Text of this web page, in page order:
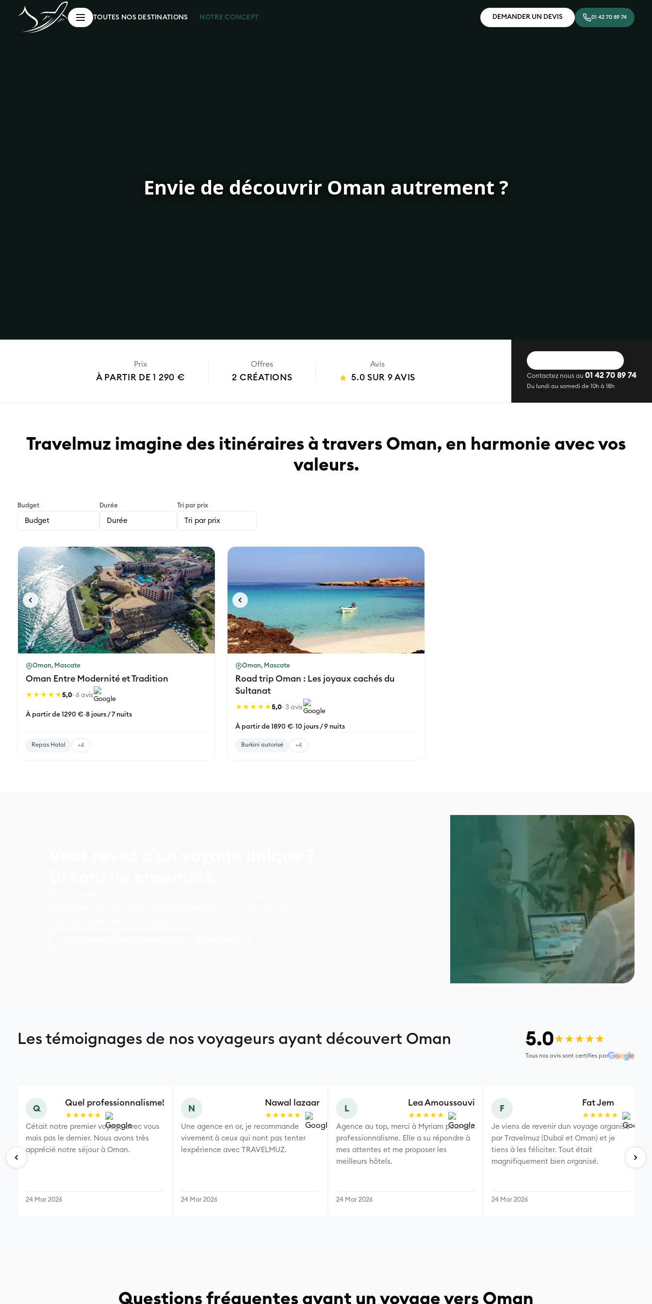
TOUTES NOS DESTINATIONS NOTRE CONCEPT DEMANDER UN DEVIS 01 42 70 89 74
Envie de découvrir Oman autrement ?
Prix
À PARTIR DE 1 290 €
Offres
2 CRÉATIONS
Avis
5.0 SUR 9 AVIS Contactez nous au 01 42 70 89 74
Du lundi au samedi de 10h à 18h
Travelmuz imagine des itinéraires à travers Oman, en harmonie avec vos
valeurs.
Budget Durée Tri par prix
Oman, Mascate
Oman Entre Modernité et Tradition
★★★★★5,0· 6 avis
À partir de 1290 €-8 jours / 7 nuits
Repas Halal +4
Oman, Mascate
Road trip Oman : Les joyaux cachés du
Sultanat
★★★★★5,0· 3 avis
À partir de 1890 €-10 jours / 9 nuits
Burkini autorisé +4
Les témoignages de nos voyageurs ayant découvert Oman 5.0★★★★★
Tous nos avis sont certifies par
Q
Quel professionnalisme!
★★★★★
Cétait notre premier voyage avec vous
mais pas le dernier. Nous avons très
apprécié notre séjour à Oman.
24 Mar 2026
N
Nawal lazaar
★★★★★
Une agence en or, je recommande
vivement à ceux qui nont pas tenter
lexpérience avec TRAVELMUZ.
24 Mar 2026
L
Lea Amoussouvi
★★★★★
Agence au top, merci à Myriam pour son
professionnalisme. Elle a su répondre à
mes attentes et me proposer les
meilleurs hôtels.
24 Mar 2026
F
Fat Jem
★★★★★
Je viens de revenir dun voyage organisé
par Travelmuz (Dubaï et Oman) et je
tiens à les féliciter. Tout était
magnifiquement bien organisé.
24 Mar 2026
Questions fréquentes avant un voyage vers Oman